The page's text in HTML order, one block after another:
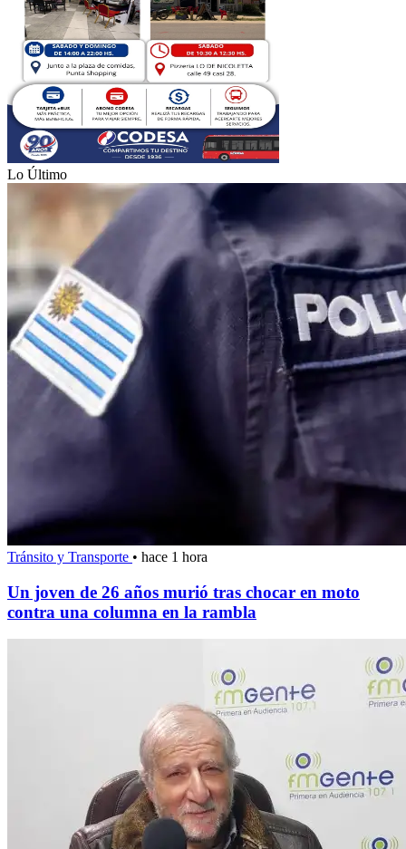
Lo Último
Tránsito y Transporte • hace 1 hora
Un joven de 26 años murió tras chocar en moto
contra una columna en la rambla